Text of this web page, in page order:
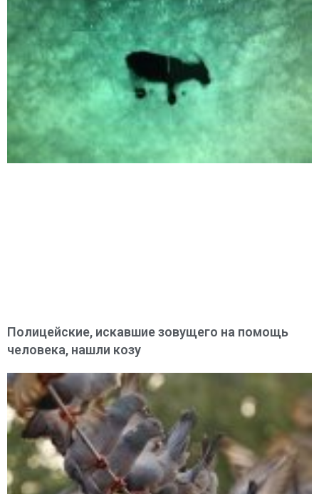
Полицейские, искавшие зовущего на помощь
человека, нашли козу